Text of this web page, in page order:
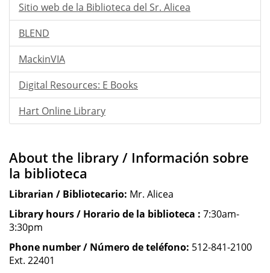
Sitio web de la Biblioteca del Sr. Alicea
BLEND
MackinVIA
Digital Resources: E Books
Hart Online Library
About the library / Información sobre
la biblioteca
Librarian / Bibliotecario: Mr. Alicea
Library hours / Horario de la biblioteca : 7:30am-
3:30pm
Phone number / Número de teléfono: 512-841-2100
Ext. 22401